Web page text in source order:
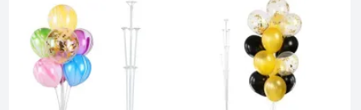
Szybkość:
Wysyłka towaru: